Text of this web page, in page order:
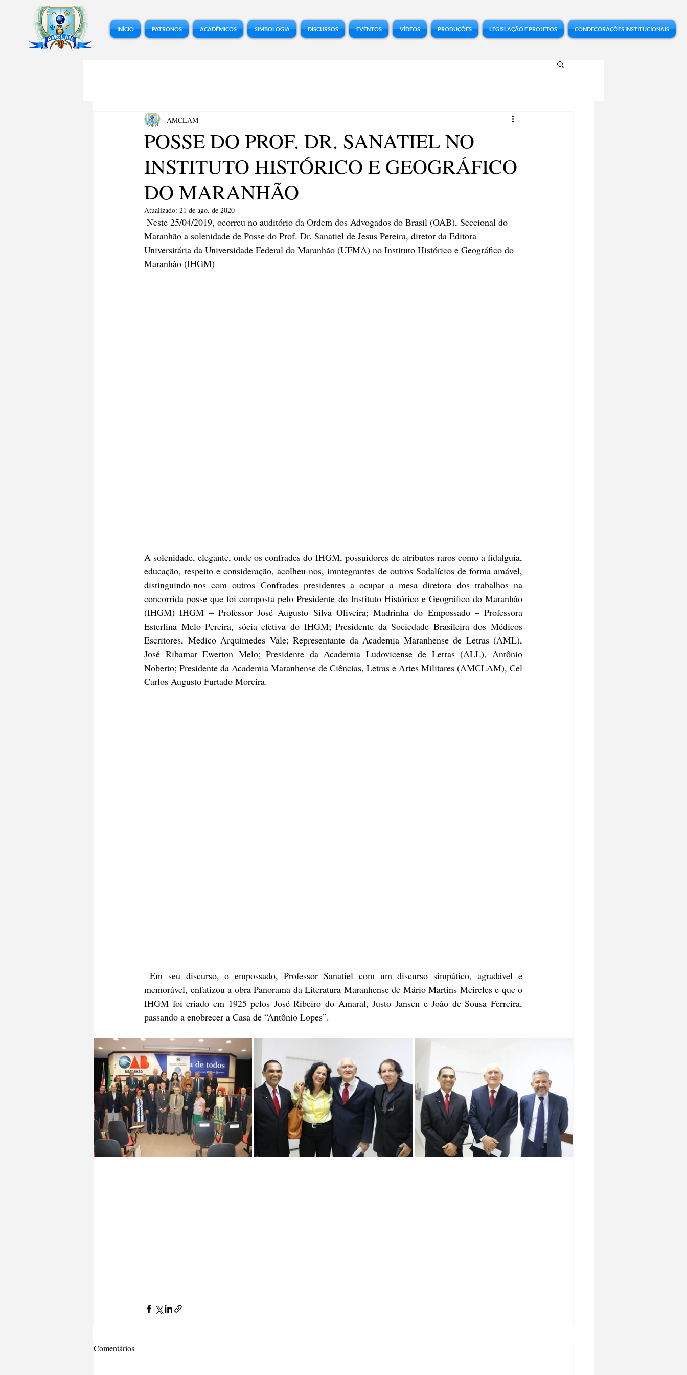
INÍCIO PATRONOS ACADÊMICOS SIMBOLOGIA DISCURSOS EVENTOS VÍDEOS PRODUÇÕES LEGISLAÇÃO E PROJETOS CONDECORAÇÕES INSTITUCIONAIS
POSSE DO PROF. DR. SANATIEL NO
INSTITUTO HISTÓRICO E GEOGRÁFICO
DO MARANHÃO
AMCLAM
Atualizado: 21 de ago. de 2020
Maranhão a solenidade de Posse do Prof. Dr. Sanatiel de Jesus Pereira, diretor da Editora
Universitária da Universidade Federal do Maranhão (UFMA) no Instituto Histórico e Geográfico do
Maranhão (IHGM)
A solenidade, elegante, onde os confrades do IHGM, possuidores de atributos raros como a fidalguia,
educação, respeito e consideração, acolheu-nos, imntegrantes de outros Sodalícios de forma amável,
distinguindo-nos com outros Confrades presidentes a ocupar a mesa diretora dos trabalhos na
concorrida posse que foi composta pelo Presidente do Instituto Histórico e Geográfico do Maranhão
(IHGM) IHGM – Professor José Augusto Silva Oliveira; Madrinha do Empossado – Professora
Esterlina Melo Pereira, sócia efetiva do IHGM; Presidente da Sociedade Brasileira dos Médicos
Escritores, Medico Arquimedes Vale; Representante da Academia Maranhense de Letras (AML),
José Ribamar Ewerton Melo; Presidente da Academia Ludovicense de Letras (ALL), Antônio
Noberto; Presidente da Academia Maranhense de Ciências, Letras e Artes Militares (AMCLAM), Cel
Carlos Augusto Furtado Moreira.
memorável, enfatizou a obra Panorama da Literatura Maranhense de Mário Martins Meireles e que o
IHGM foi criado em 1925 pelos José Ribeiro do Amaral, Justo Jansen e João de Sousa Ferreira,
passando a enobrecer a Casa de “Antônio Lopes”.
Comentários